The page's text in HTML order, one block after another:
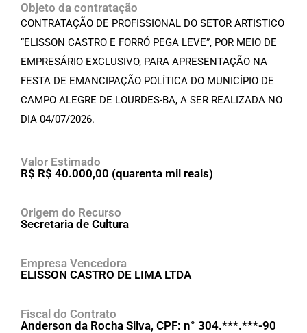
Objeto da contratação
CONTRATAÇÃO DE PROFISSIONAL DO SETOR ARTISTICO
“ELISSON CASTRO E FORRÓ PEGA LEVE”, POR MEIO DE
EMPRESÁRIO EXCLUSIVO, PARA APRESENTAÇÃO NA
FESTA DE EMANCIPAÇÃO POLÍTICA DO MUNICÍPIO DE
CAMPO ALEGRE DE LOURDES-BA, A SER REALIZADA NO
DIA 04/07/2026.
Valor Estimado
R$ R$ 40.000,00 (quarenta mil reais)
Origem do Recurso
Secretaria de Cultura
Empresa Vencedora
ELISSON CASTRO DE LIMA LTDA
Fiscal do Contrato
Anderson da Rocha Silva, CPF: n° 304.***.***-90